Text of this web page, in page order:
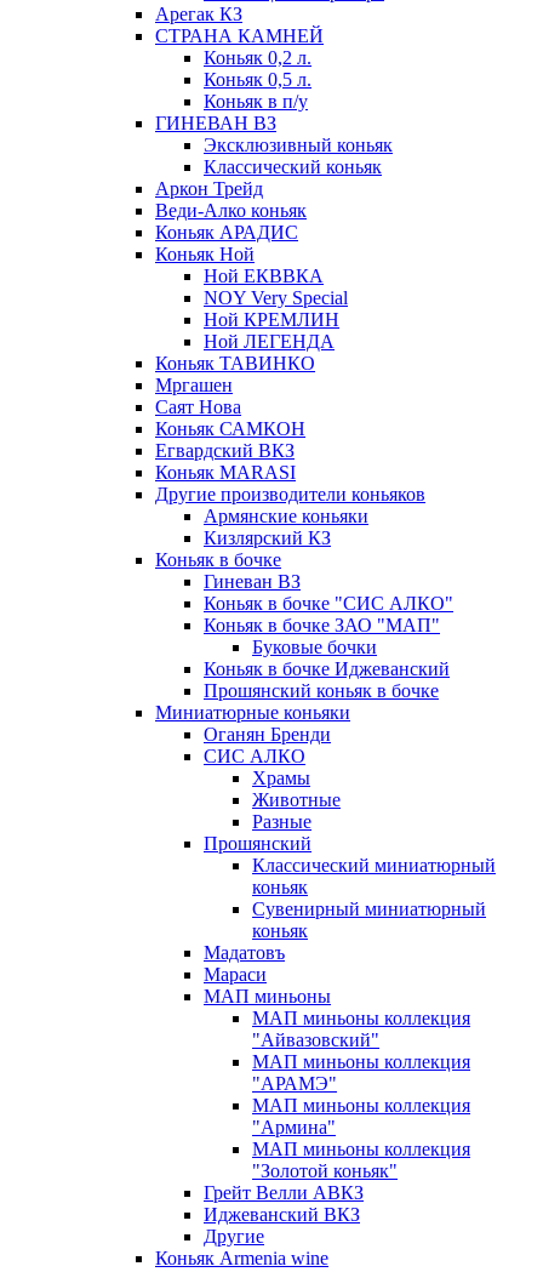
Арегак КЗ
СТРАНА КАМНЕЙ
Коньяк 0,2 л.
Коньяк 0,5 л.
Коньяк в п/у
ГИНЕВАН ВЗ
Эксклюзивный коньяк
Классический коньяк
Аркон Трейд
Веди-Алко коньяк
Коньяк АРАДИС
Коньяк Ной
Ной ЕКВВКА
NOY Very Special
Ной КРЕМЛИН
Ной ЛЕГЕНДА
Коньяк ТАВИНКО
Мргашен
Саят Нова
Коньяк САМКОН
Егвардский ВКЗ
Коньяк MARASI
Другие производители коньяков
Армянские коньяки
Кизлярский КЗ
Коньяк в бочке
Гиневан ВЗ
Коньяк в бочке "СИС АЛКО"
Коньяк в бочке ЗАО "МАП"
Буковые бочки
Коньяк в бочке Иджеванский
Прошянский коньяк в бочке
Миниатюрные коньяки
Оганян Бренди
СИС АЛКО
Храмы
Животные
Разные
Прошянский
Классический миниатюрный
коньяк
Сувенирный миниатюрный
коньяк
Мадатовъ
Мараси
МАП миньоны
МАП миньоны коллекция
"Айвазовский"
МАП миньоны коллекция
"АРАМЭ"
МАП миньоны коллекция
"Армина"
МАП миньоны коллекция
"Золотой коньяк"
Грейт Велли АВКЗ
Иджеванский ВКЗ
Другие
Коньяк Armenia wine